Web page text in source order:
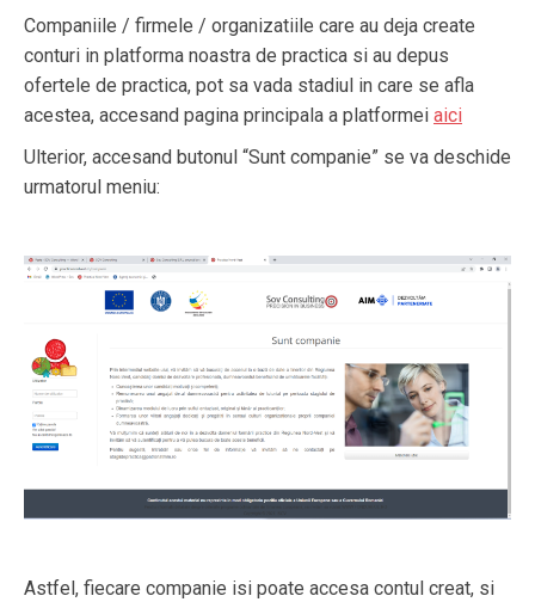
Companiile / firmele / organizatiile care au deja create
conturi in platforma noastra de practica si au depus
ofertele de practica, pot sa vada stadiul in care se afla
acestea, accesand pagina principala a platformei aici
Ulterior, accesand butonul “Sunt companie” se va deschide
urmatorul meniu:
Astfel, fiecare companie isi poate accesa contul creat, si